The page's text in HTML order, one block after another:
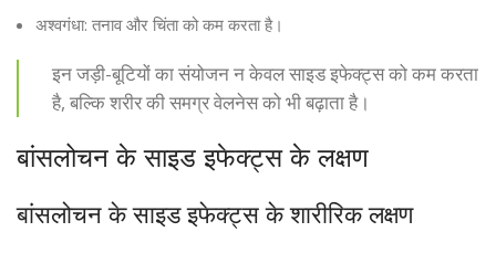
अश्वगंधा: तनाव और चिंता को कम करता है।
इन जड़ी-बूटियों का संयोजन न केवल साइड इफेक्ट्स को कम करता
है, बल्कि शरीर की समग्र वेलनेस को भी बढ़ाता है।
बांसलोचन के साइड इफेक्ट्स के लक्षण
बांसलोचन के साइड इफेक्ट्स के शारीरिक लक्षण